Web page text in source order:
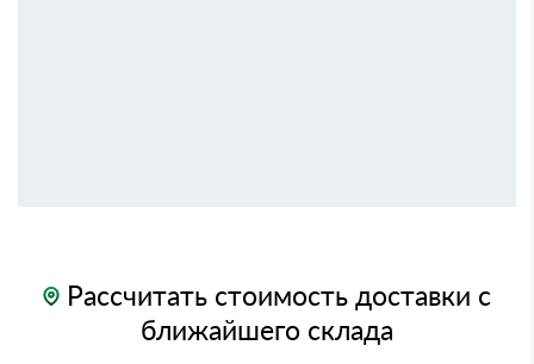
Рассчитать стоимость доставки с
ближайшего склада